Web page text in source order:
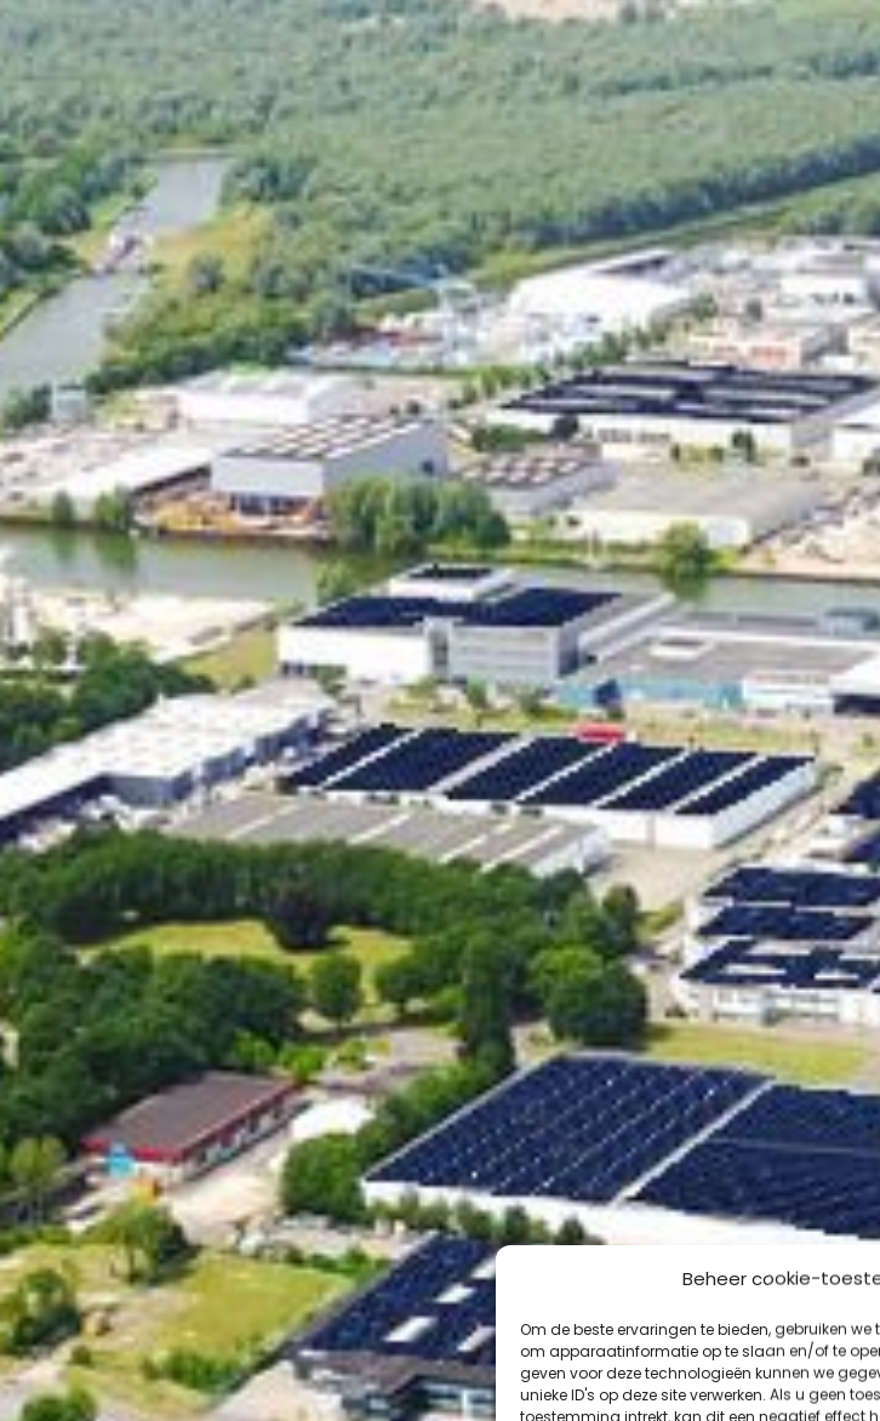
Beheer cookie-
Om de beste ervaringen te bieden, gebruiken
om apparaatinformatie op te slaan en/of te
geven voor deze technologieën kunnen we
unieke ID's op deze site verwerken. Als u geen
toestemming intrekt, kan dit een negatief effect